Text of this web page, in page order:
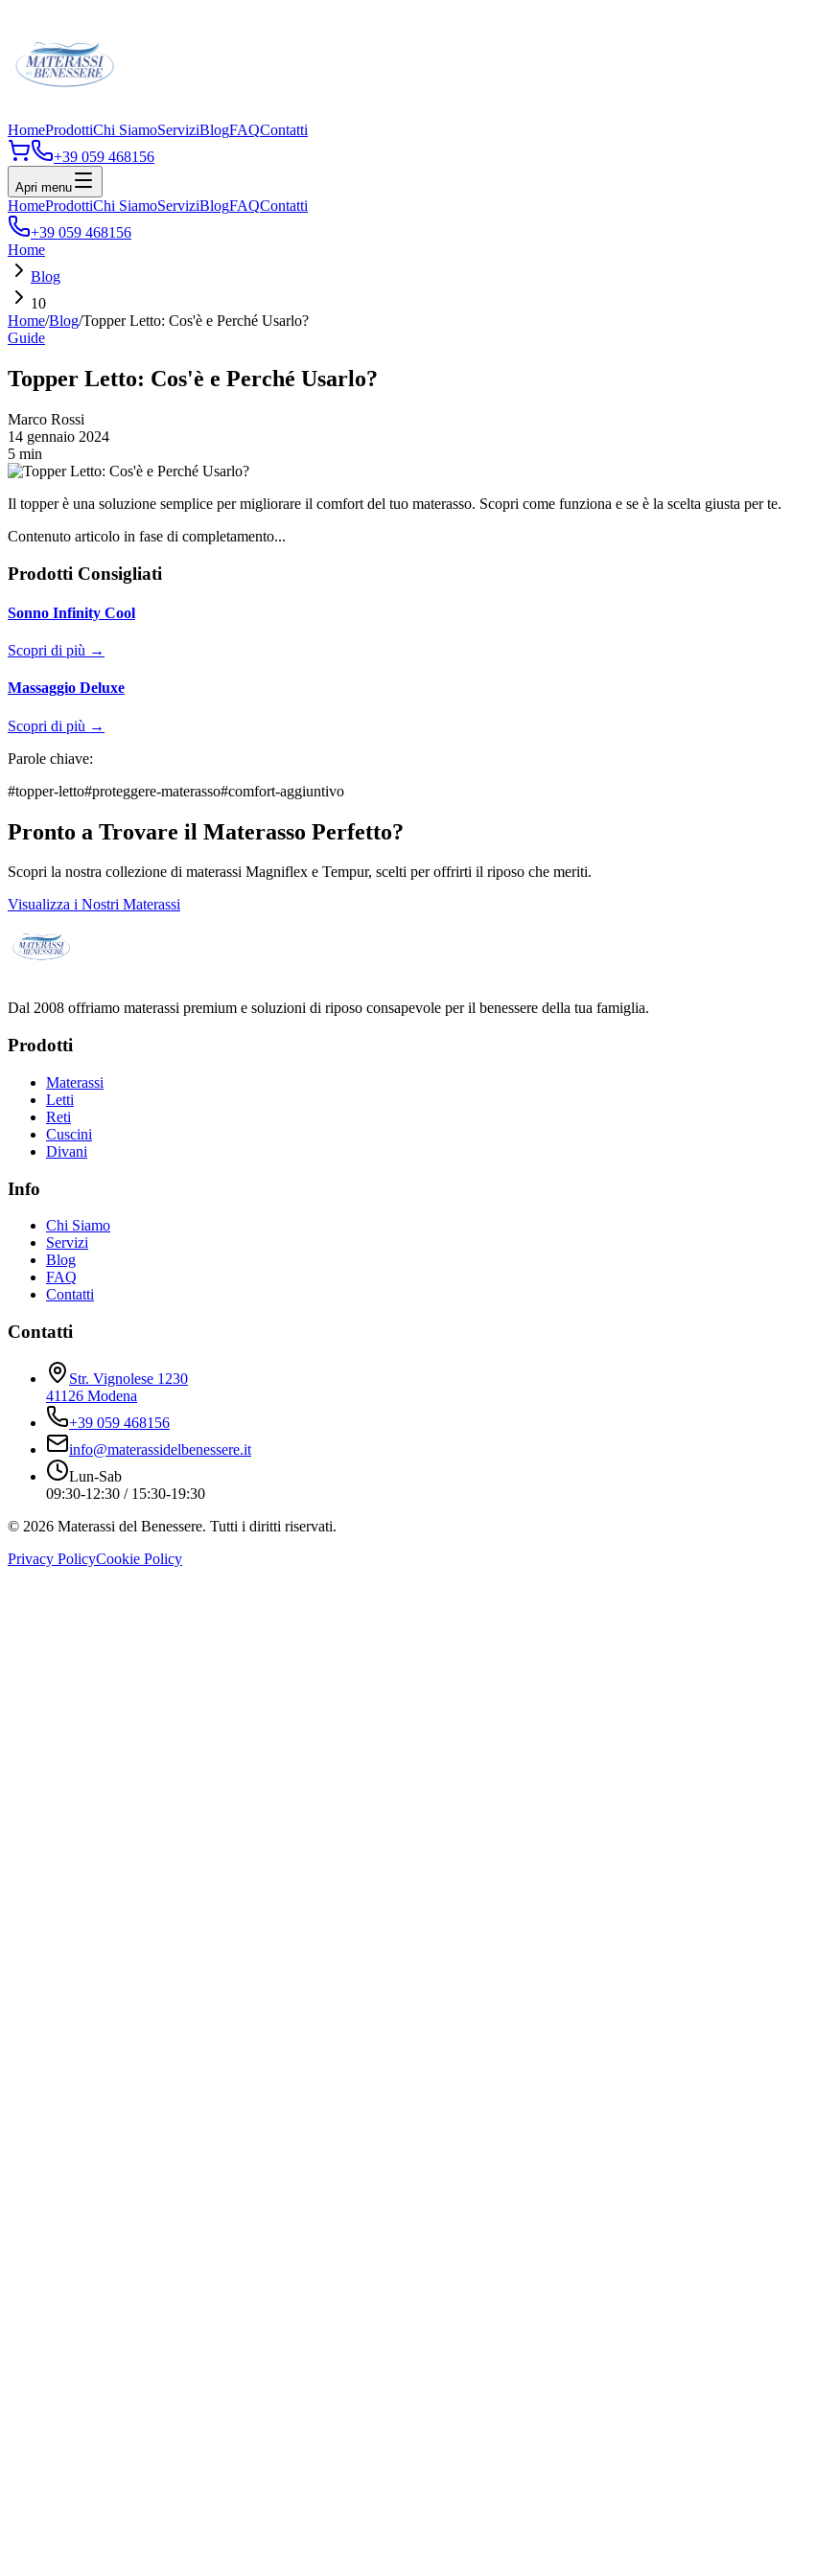
HomeProdottiChi SiamoServiziBlogFAQContatti
+39 059 468156
Apri menu
HomeProdottiChi SiamoServiziBlogFAQContatti
+39 059 468156
Home
Blog
10
Home/Blog/Topper Letto: Cos'è e Perché Usarlo?
Guide
Topper Letto: Cos'è e Perché Usarlo?
Marco Rossi
14 gennaio 2024
5 min
Il topper è una soluzione semplice per migliorare il comfort del tuo materasso. Scopri come funziona e se è la scelta giusta per te.
Contenuto articolo in fase di completamento...
Prodotti Consigliati
Sonno Infinity Cool
Scopri di più →
Massaggio Deluxe
Scopri di più →
Parole chiave:
#topper-letto#proteggere-materasso#comfort-aggiuntivo
Pronto a Trovare il Materasso Perfetto?
Scopri la nostra collezione di materassi Magniflex e Tempur, scelti per offrirti il riposo che meriti.
Visualizza i Nostri Materassi
Dal 2008 offriamo materassi premium e soluzioni di riposo consapevole per il benessere della tua famiglia.
Prodotti
Materassi
Letti
Reti
Cuscini
Divani
Info
Chi Siamo
Servizi
Blog
FAQ
Contatti
Contatti
Str. Vignolese 1230
41126 Modena
+39 059 468156
info@materassidelbenessere.it
Lun-Sab
09:30-12:30 / 15:30-19:30
© 2026 Materassi del Benessere. Tutti i diritti riservati.
Privacy PolicyCookie Policy